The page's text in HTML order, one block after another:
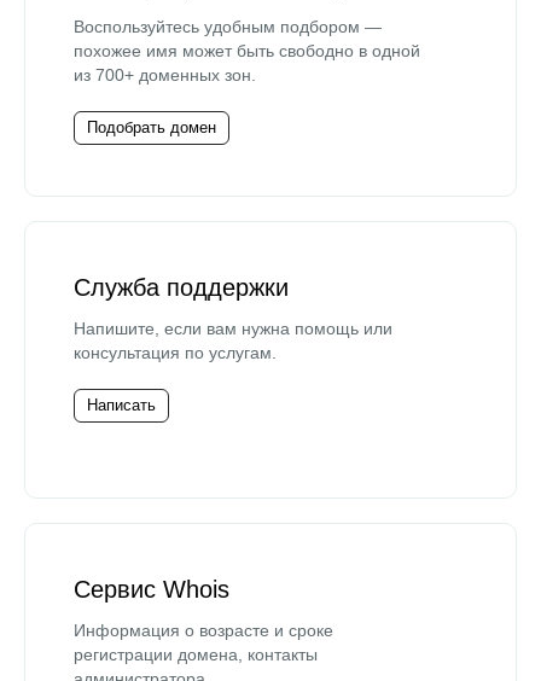
Воспользуйтесь удобным подбором —
похожее имя может быть свободно в одной
из 700+ доменных зон.
Подобрать домен
Служба поддержки
Напишите, если вам нужна помощь или
консультация по услугам.
Написать
Сервис Whois
Информация о возрасте и сроке
регистрации домена, контакты